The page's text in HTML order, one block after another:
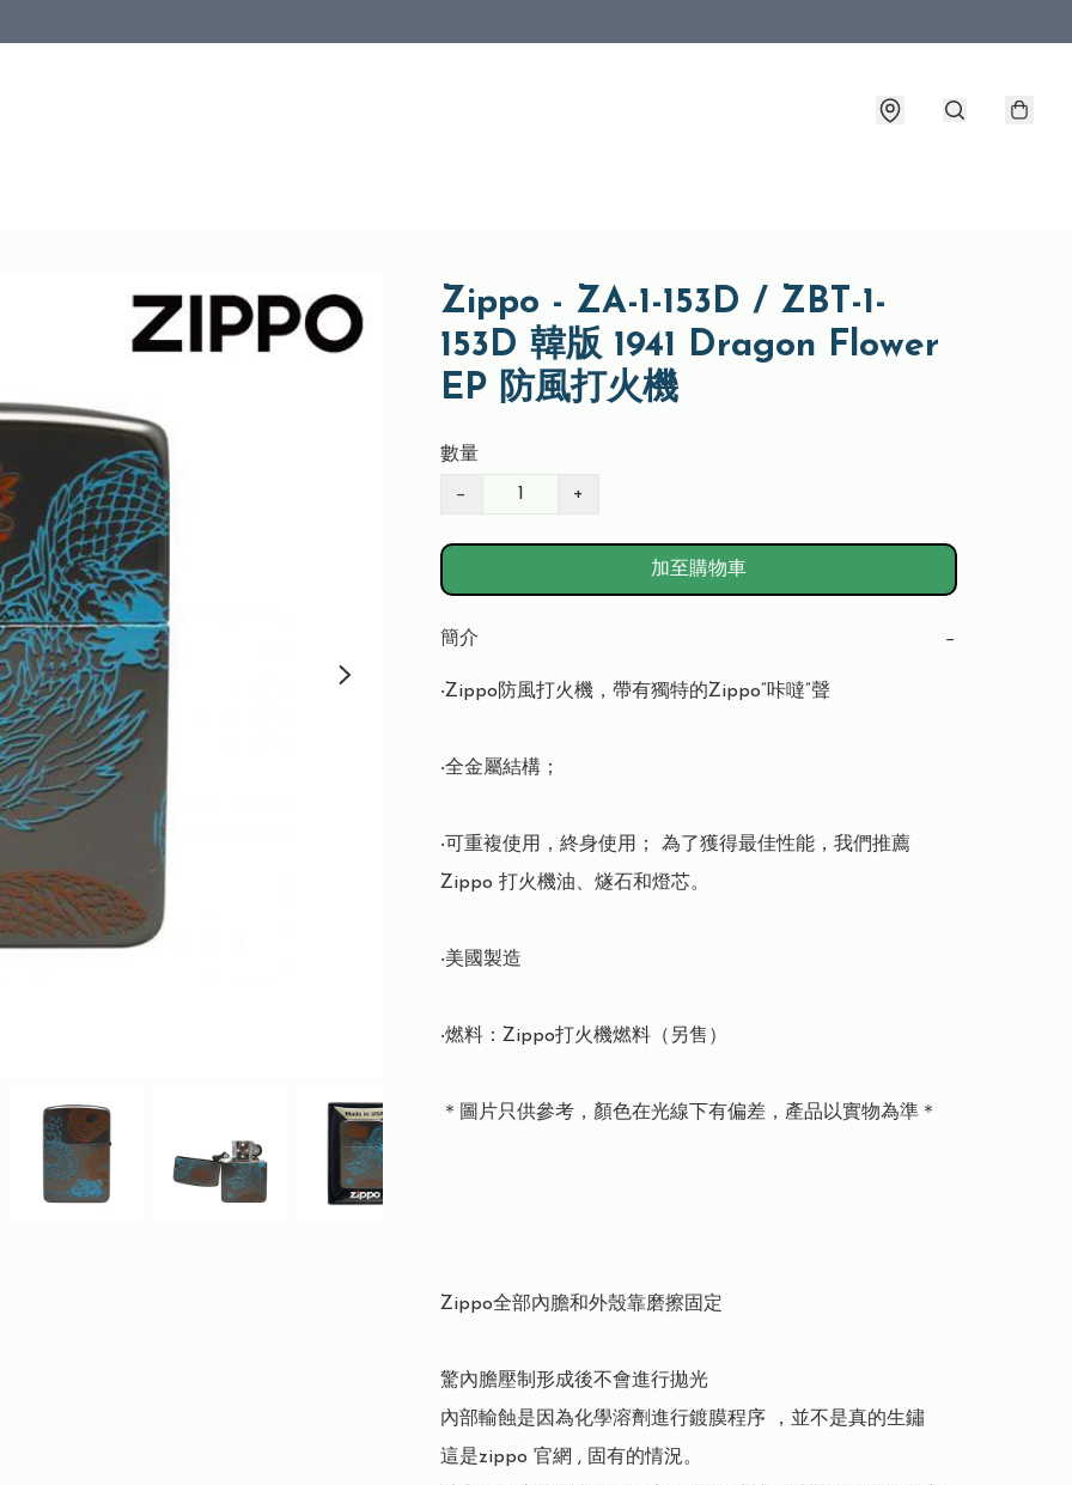
Zippo - ZA-1-153D / ZBT-1-
153D 韓版 1941 Dragon Flower
EP 防風打火機
數量
− +
加至購物車
簡介 −
‧Zippo防風打火機，帶有獨特的Zippo“咔噠”聲
‧全金屬結構；
‧可重複使用，終身使用； 為了獲得最佳性能，我們推薦
Zippo 打火機油、燧石和燈芯。
‧美國製造
‧燃料：Zippo打火機燃料（另售）
＊圖片只供參考，顏色在光線下有偏差，產品以實物為準＊
Zippo全部內膽和外殼靠磨擦固定
驚內膽壓制形成後不會進行拋光
內部輸蝕是因為化學溶劑進行鍍膜程序 ，並不是真的生鏽
這是zippo 官網 , 固有的情況。